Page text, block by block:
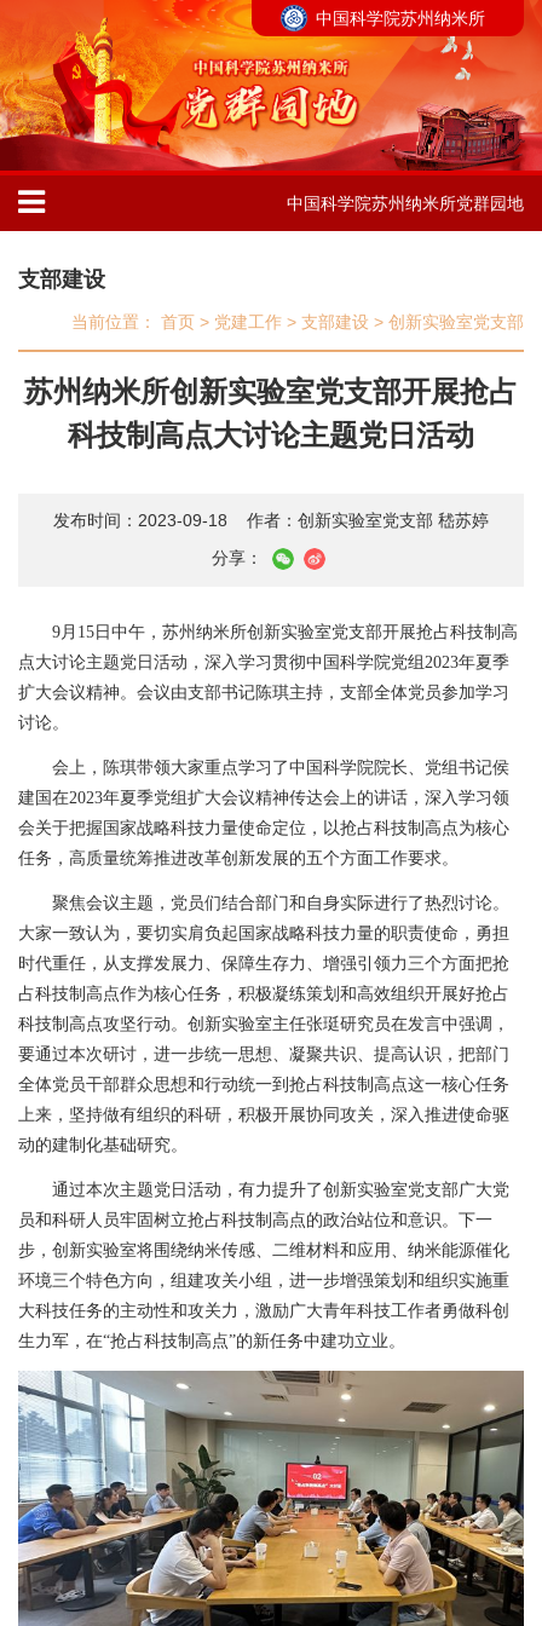
中国科学院苏州纳米所
中国科学院苏州纳米所党群园地
支部建设
当前位置： 首页 > 党建工作 > 支部建设 > 创新实验室党支部
苏州纳米所创新实验室党支部开展抢占
科技制高点大讨论主题党日活动
发布时间：2023-09-18
作者：创新实验室党支部 嵇苏婷
分享：
9 月 15 日中午，苏州纳米所创新实验室党支部开展抢占科技制高
点大讨论主题党日活动，深入学习贯彻中国科学院党组 2023年夏季
扩大会议精神。会议由支部书记陈琪主持，支部全体党员参加学习
讨论。
会上，陈琪带领大家重点学习了中国科学院院长、党组书记侯
建国在2023年夏季党组扩大会议精神传达会上的讲话，深入学习领
会关于把握国家战略科技力量使命定位，以抢占科技制高点为核心
任务，高质量统筹推进改革创新发展的五个方面工作要求。
聚焦会议主题，党员们结合部门和自身实际进行了热烈讨论。
大家一致认为，要切实肩负起国家战略科技力量的职责使命，勇担
时代重任，从支撑发展力、保障生存力、增强引领力三个方面把抢
占科技制高点作为核心任务，积极凝练策划和高效组织开展好抢占
科技制高点攻坚行动。创新实验室主任张珽研究员在发言中强调，
要通过本次研讨，进一步统一思想、凝聚共识、提高认识，把部门
全体党员干部群众思想和行动统一到抢占科技制高点这一核心任务
上来，坚持做有组织的科研，积极开展协同攻关，深入推进使命驱
动的建制化基础研究。
通过本次主题党日活动，有力提升了创新实验室党支部广大党
员和科研人员牢固树立抢占科技制高点的政治站位和意识。下一
步，创新实验室将围绕纳米传感、二维材料和应用、纳米能源催化
环境三个特色方向，组建攻关小组，进一步增强策划和组织实施重
大科技任务的主动性和攻关力，激励广大青年科技工作者勇做科创
生力军，在“抢占科技制高点”的新任务中建功立业。